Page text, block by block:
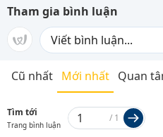
Tham gia bình luận
Cũ nhất Mới nhất Quan
Tìm tới
Trang bình luận
/ 1